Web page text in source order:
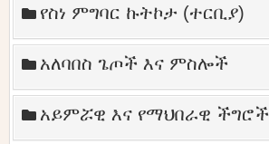
የስነ ምግባር ኩትኮታ (ተርቢያ)
አለባበስ ጌጦች እና ምስሎች
አይምሯዊ እና የማህበራዊ ችግሮች